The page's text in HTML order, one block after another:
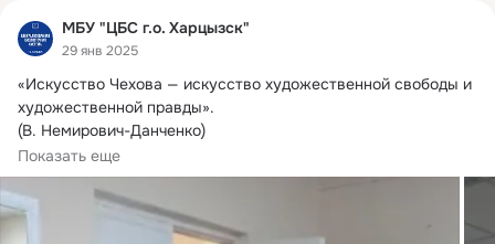
МБУ "ЦБС г.о. Харцызск"
29 янв 2025
«Искусство Чехова — искусство художественной свободы и
художественной правды».
(В. Немирович-Данченко)
29 января, к 165-летнему юбилею...
Показать еще